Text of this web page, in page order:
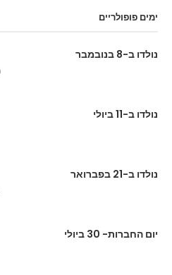
ימים פופולריים
נולדו ב-8 בנובמבר
נולדו ב-11 ביולי
נולדו ב-21 בפברואר
יום החברות- 30 ביולי